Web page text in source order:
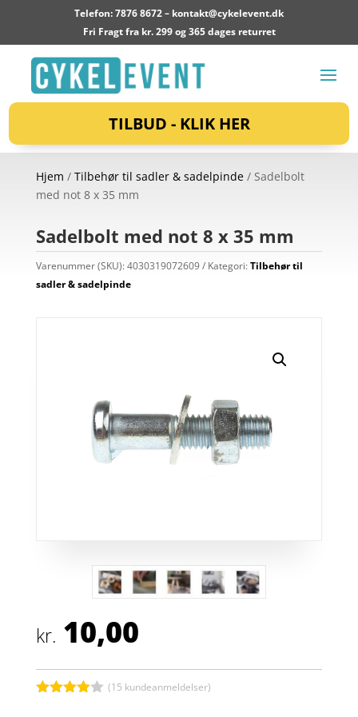
Telefon: 7876 8672 – kontakt@cykelevent.dk
Fri Fragt fra kr. 299 og 365 dages returret
TILBUD - KLIK HER
Hjem / Tilbehør til sadler & sadelpinde/ Sadelbolt
med not 8 x 35 mm
Sadelbolt med not 8 x 35 mm
Varenummer (SKU):4030319072609 Kategori:Tilbehør til
sadler & sadelpinde
kr. 10,00
(15 kundeanmeldelser)